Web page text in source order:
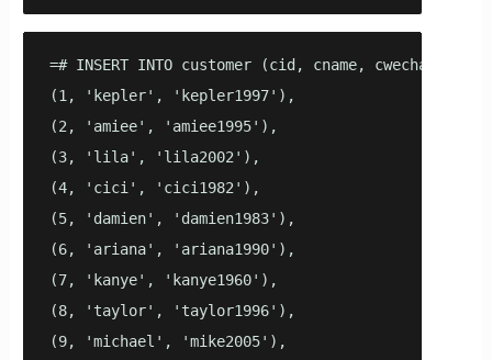
=# INSERT INTO customer (cid, cname, cwechat)
(1, 'kepler', 'kepler1997'),
(2, 'amiee', 'amiee1995'),
(3, 'lila', 'lila2002'),
(4, 'cici', 'cici1982'),
(5, 'damien', 'damien1983'),
(6, 'ariana', 'ariana1990'),
(7, 'kanye', 'kanye1960'),
(8, 'taylor', 'taylor1996'),
(9, 'michael', 'mike2005'),